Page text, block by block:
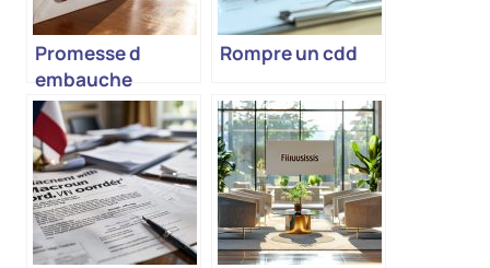
Promesse d
embauche
Rompre un cdd